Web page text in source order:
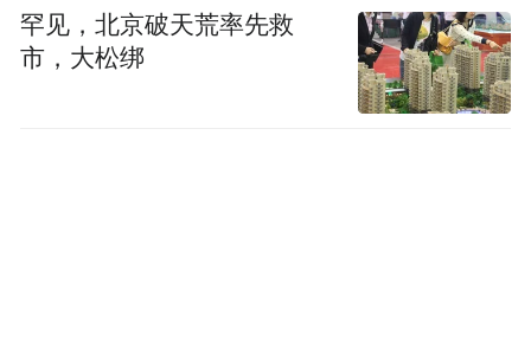
罕见，北京破天荒率先救
市，大松绑